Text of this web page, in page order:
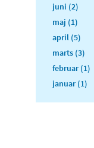
juni (2)
maj (1)
april (5)
marts (3)
februar (1)
januar (1)